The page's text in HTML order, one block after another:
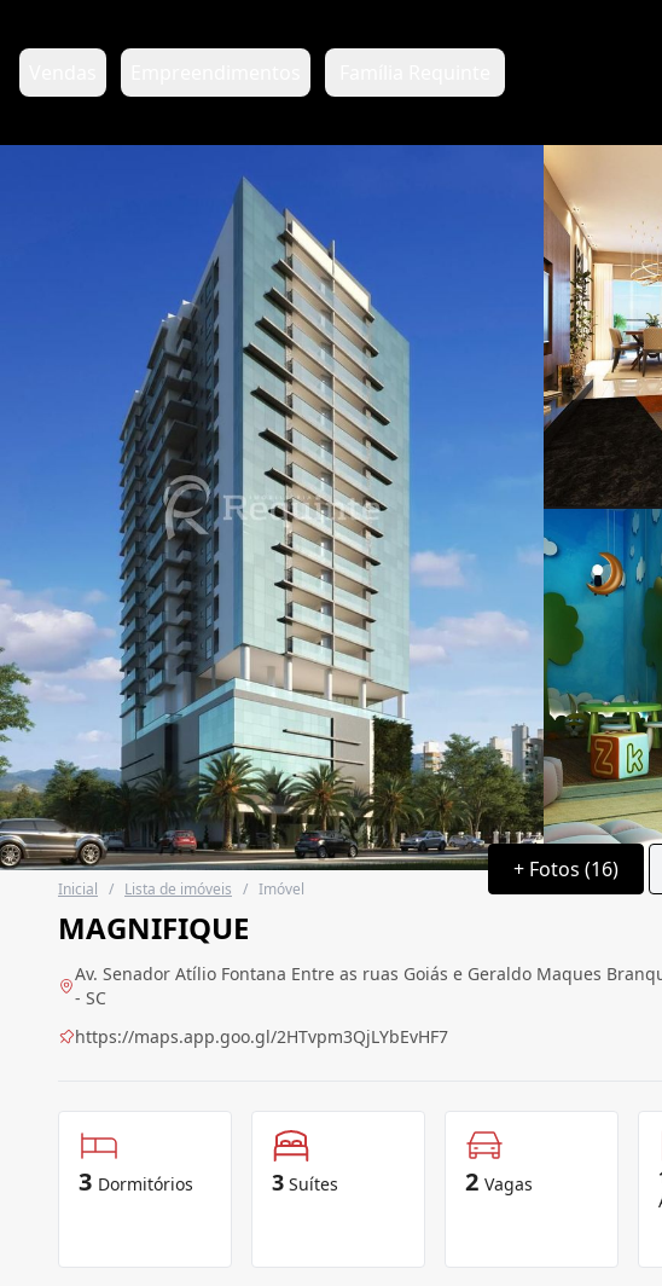
+ Fotos (16)
Inicial / Lista de imóveis / Imóvel
MAGNIFIQUE
Av. Senador Atílio Fontana Entre as ruas Goiás e Geraldo Maques
- SC
https://maps.app.goo.gl/2HTvpm3QjLYbEvHF7
3 Dormitórios 3 Suítes 2 Vagas